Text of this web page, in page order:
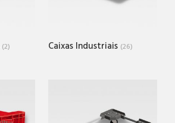
(2) Caixas Industriais (26)